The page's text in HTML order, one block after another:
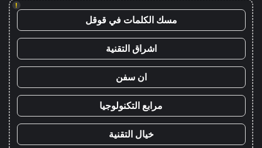
!
مسك الكلمات في قوقل
اشراق التقنية
ان سفن
مرابع التكنولوجيا
خيال التقنية